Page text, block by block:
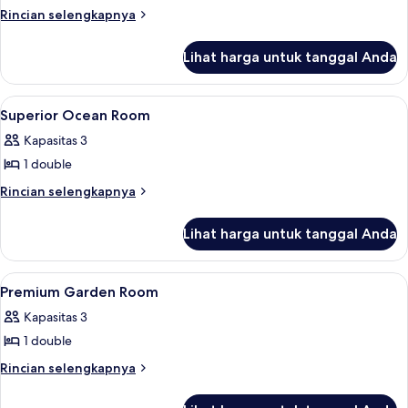
Ocean
Rincian selengkapnya
Rincian
Ocean
Suite
Lihat harga untuk tanggal Anda
Lihat
semua
foto
untuk
Superior
8
Superior Ocean Room
Kapasitas 3
1 double
Rincian selengkapnya
Rincian
Superior
Ocean
Room
Lihat harga untuk tanggal Anda
Lihat
semua
foto
untuk
Premium
8
Premium Garden Room
Kapasitas 3
1 double
Rincian selengkapnya
Rincian